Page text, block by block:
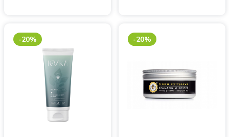
-20% -20%